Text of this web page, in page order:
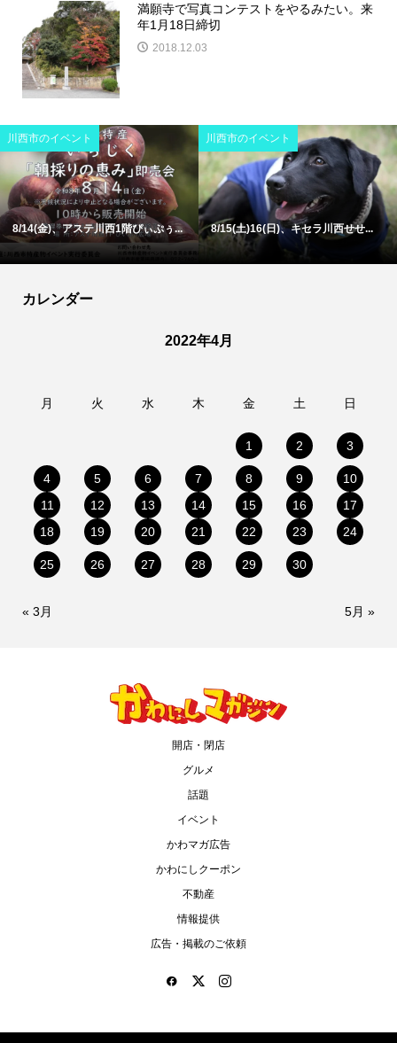
満願寺で写真コンテストをやるみたい。来
年1月18日締切
2018.12.03
川西市のイベント
8/14(金)、アステ川西1階ぴぃぷぅ...
川西市のイベント
8/15(土)16(日)、キセラ川西せせ...
カレンダー
2022年4月
月 火 水 木 金 土 日
1 2 3
4 5 6 7 8 9
10
11
12 13 14 15 16
17
18
19 20 21 22 23 24
25 26 27 28 29 30
« 3月 5月 »
開店・閉店
グルメ
話題
イベント
かわマガ広告
かわにしクーポン
不動産
情報提供
広告・掲載のご依頼